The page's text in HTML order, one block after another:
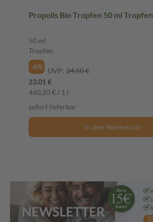
Propolis Bio Tropfen 50 ml Tropfen
50 ml
Tropfen
-6%
UVP: 24,50 €
23,01 €
460,20 € / 1 l
sofort lieferbar
In den Warenkorb